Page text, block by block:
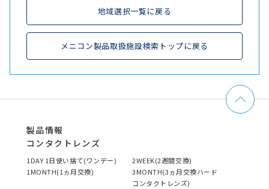
地域選択一覧に戻る
メニコン製品取扱施設検索トップに戻る
製品情報
コンタクトレンズ
1DAY 1日使い捨て(ワンデー)
2WEEK(2週間交換)
1MONTH(1ヵ月交換)
3MONTH(3ヵ月交換ハード
コンタクトレンズ)